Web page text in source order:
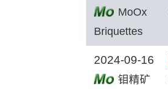
MoOx
Briquettes
2024-09-16
钼精矿